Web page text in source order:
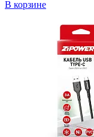
В корзине